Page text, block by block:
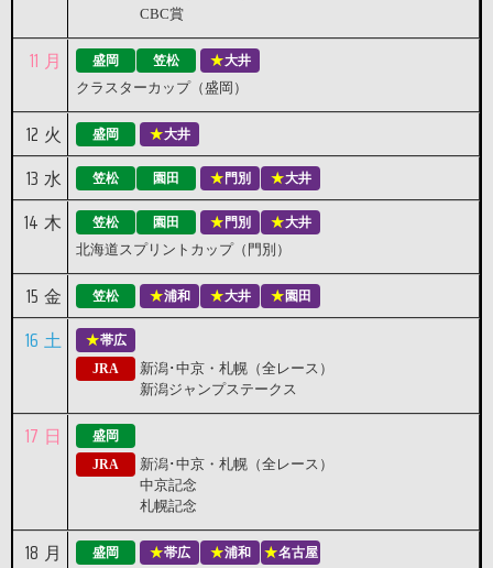
CBC賞
11 月 盛岡 笠松 大井
クラスターカップ（盛岡）
12 火 盛岡 大井
13 水 笠松 園田 門別 大井
14 木 笠松 園田 門別 大井
北海道スプリントカップ（門別）
15 金 笠松 浦和 大井 園田
16 土
帯広
JRA
新潟･中京・札幌（全レース）
新潟ジャンプステークス
17 日
盛岡
JRA
新潟･中京・札幌（全レース）
中京記念
札幌記念
18 月 盛岡 帯広 浦和 名古屋